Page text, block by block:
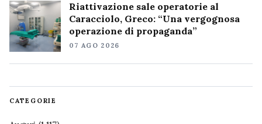
Riattivazione sale operatorie al
Caracciolo, Greco: “Una vergognosa
operazione di propaganda”
07 AGO 2026
CATEGORIE